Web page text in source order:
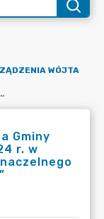
WÓJTA
SPRAWIE POWOŁANIA REDAKTORA NACZELNEGO CZASOPISMA „KURIER RASZYŃSKI”
Gminy
r. w